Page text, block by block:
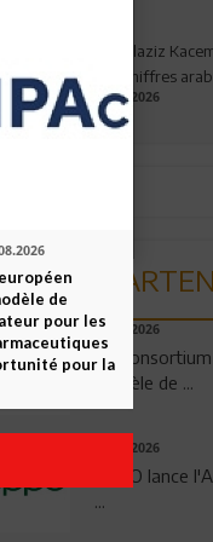
Abdelaziz
aux chiffres
09.07.2026
06.08.2026
Un
modèle de ...
04.08.2026
OPPO lance
...
de
pour les
pour la